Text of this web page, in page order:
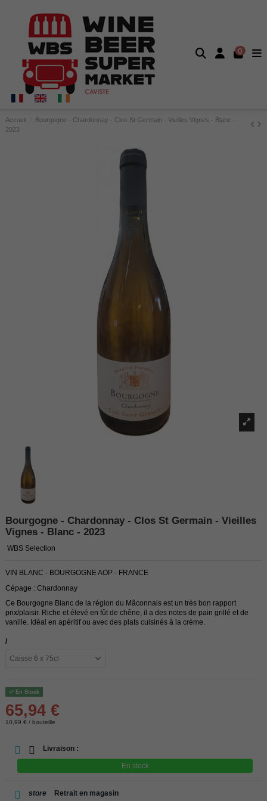
0
Accueil
Bourgogne - Chardonnay - Clos St Germain - Vieilles Vignes - Blanc -
2023
Bourgogne - Chardonnay - Clos St Germain - Vieilles
Vignes - Blanc - 2023
WBS Selection
VIN BLANC - BOURGOGNE AOP - FRANCE
Cépage : Chardonnay
Ce Bourgogne Blanc de la région du Mâconnais est un très bon rapport
prix/plaisir. Riche et élevé en fût de chêne, il a des notes de pain grillé et de
vanille. Idéal en apéritif ou avec des plats cuisinés à la crème.
/
En Stock
65,94 €
10,99 € / bouteille
Livraison :
En stock
store Retrait en magasin